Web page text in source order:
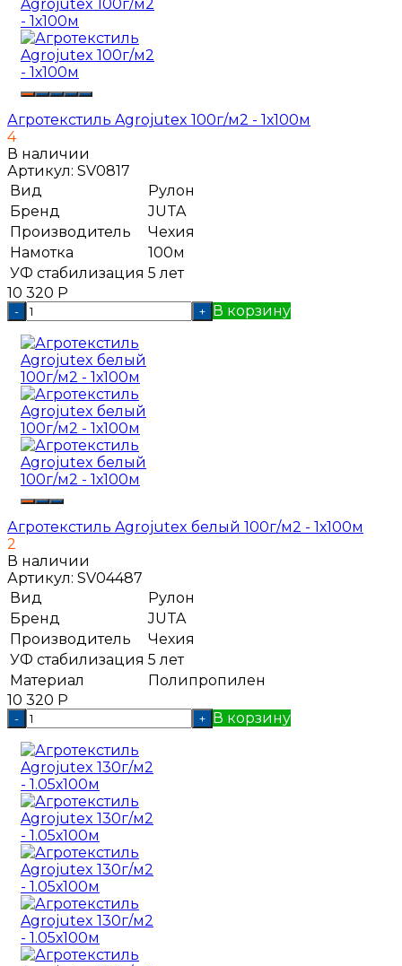
Агротекстиль Agrojutex 100г/м2 - 1х100м
4
В наличии
Артикул: SV0817
Вид
Рулон
Бренд
JUTA
Производитель
Чехия
Намотка
100м
УФ стабилизация 5 лет
10 320 Р
- + В корзину
Агротекстиль Agrojutex белый 100г/м2 - 1х100м
2
В наличии
Артикул: SV04487
Вид
Рулон
Бренд
JUTA
Производитель
Чехия
УФ стабилизация 5 лет
Материал
Полипропилен
10 320 Р
- + В корзину